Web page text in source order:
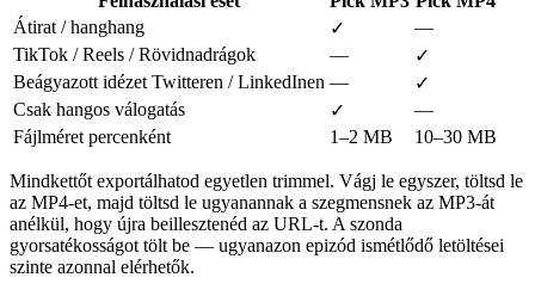
Átirat / hanghang
✓
—
TikTok / Reels / Rövidnadrágok
—
✓
Beágyazott idézet Twitteren / LinkedInen —
✓
Csak hangos válogatás
✓
—
Fájlméret percenként
1–2 MB 10–30 MB
Mindkettőt exportálhatod egyetlen trimmel. Vágj le egyszer, töltsd le
az MP4-et, majd töltsd le ugyanannak a szegmensnek az MP3-át
anélkül, hogy újra beillesztenéd az URL-t. A szonda
gyorsatékosságot tölt be — ugyanazon epizód ismétlődő letöltései
szinte azonnal elérhetők.